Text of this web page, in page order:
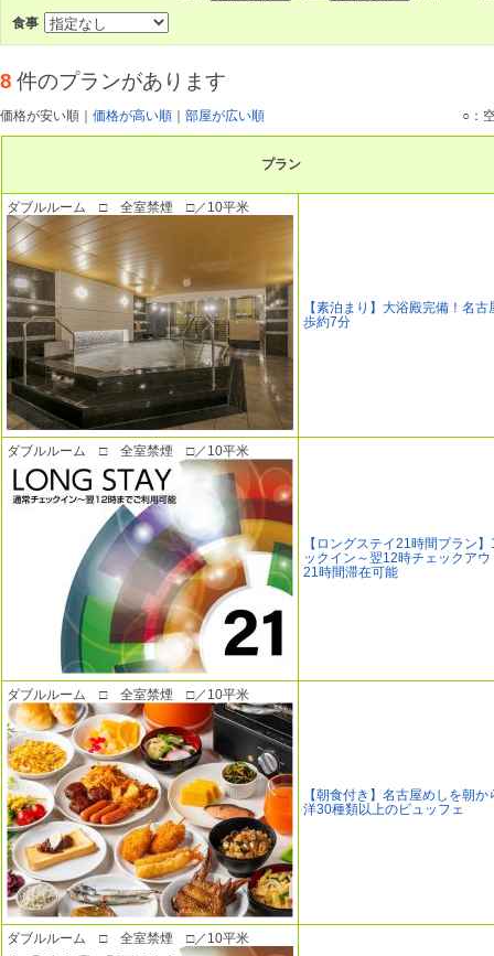
食事
8 件のプランがあります
価格が安い順 価格が高い順 部屋が広い順 ○：
プラン
ダブルルーム □ 全室禁煙 □／10平米
【素泊まり】大浴殿完備！名
歩約7分
ダブルルーム □ 全室禁煙 □／10平米
【ロングステイ21時間プラン
ックイン～翌12時チェックア
21時間滞在可能
ダブルルーム □ 全室禁煙 □／10平米
【朝食付き】名古屋めしを朝
洋30種類以上のビュッフェ
ダブルルーム □ 全室禁煙 □／10平米